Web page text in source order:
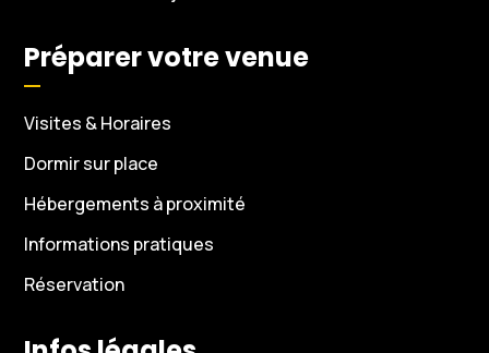
Préparer votre venue
Visites & Horaires
Dormir sur place
Hébergements à proximité
Informations pratiques
Réservation